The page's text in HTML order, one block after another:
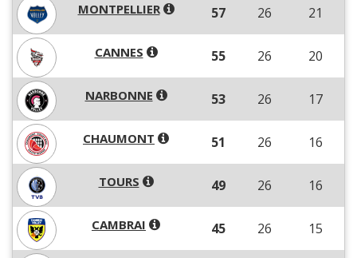
MONTPELLIER 57 26 21
CANNES 55 26 20
NARBONNE 53 26 17
CHAUMONT 51 26 16
TOURS 49 26 16
CAMBRAI 45 26 15